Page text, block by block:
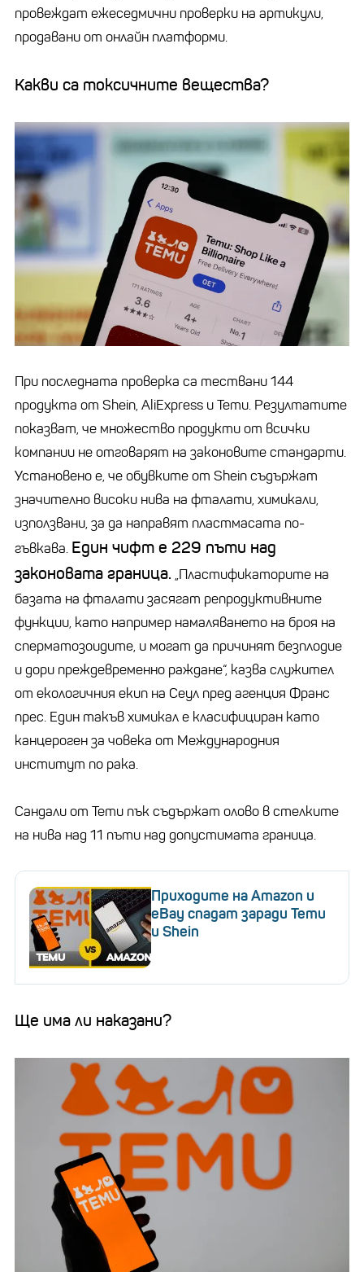
провеждат ежеседмични проверки на артикули,
продавани от онлайн платформи.
Какви са токсичните вещества?
При последната проверка са тествани 144
продукта от Shein, AliExpress и Temu. Резултатите
показват, че множество продукти от всички
компании не отговарят на законовите стандарти.
Установено е, че обувките от Shein съдържат
значително високи нива на фталати, химикали,
използвани, за да направят пластмасата по-
гъвкава. Един чифт е 229 пъти над
законовата граница. „Пластификаторите на
базата на фталати засягат репродуктивните
функции, като например намаляването на броя на
сперматозоидите, и могат да причинят безплодие
и дори преждевременно раждане“, казва служител
от екологичния екип на Сеул пред агенция Франс
прес. Един такъв химикал е класифициран като
канцероген за човека от Международния
институт по рака.
Сандали от Temu пък съдържат олово в стелките
на нива над 11 пъти над допустимата граница.
Приходите на Amazon и
eBay спадат заради Temu
и Shein
Ще има ли наказани?